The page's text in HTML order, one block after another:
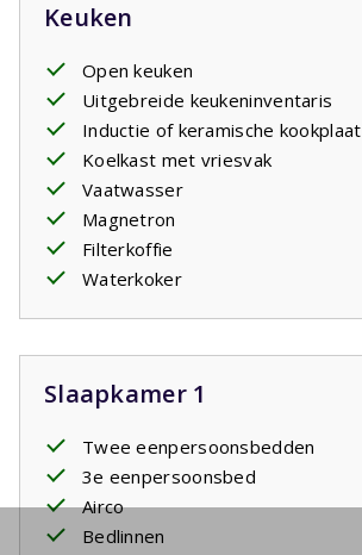
Keuken
Open keuken
Uitgebreide keukeninventaris
Inductie of keramische kookplaat
Koelkast met vriesvak
Vaatwasser
Magnetron
Filterkoffie
Waterkoker
Slaapkamer 1
Twee eenpersoonsbedden
3e eenpersoonsbed
Airco
Bedlinnen